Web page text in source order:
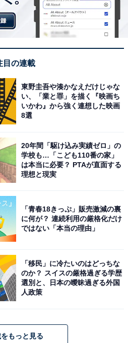
サンダル」は長時間歩いた
目の連載
東野圭吾や湊かなえだけじゃな
い、「業と罪」を描く『映画ち
いかわ』から強く連想した映画
8選
20年間「駆け込み実績ゼロ」の
学校も…「こども110番の家」
は本当に必要？ PTAが直面する
理想と現実
「青春18きっぷ」販売激減の裏
に何が？ 連続利用の厳格化だけ
ではない「本当の理由」
「移民」に冷たいのはどっちな
のか？ スイスの厳格過ぎる学歴
選別と、日本の曖昧過ぎる外国
人政策
もっと見る